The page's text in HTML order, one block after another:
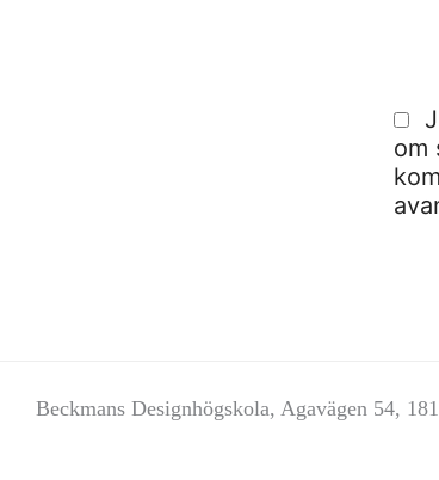
om
Beckmans Designhögskola, Agavägen 54,